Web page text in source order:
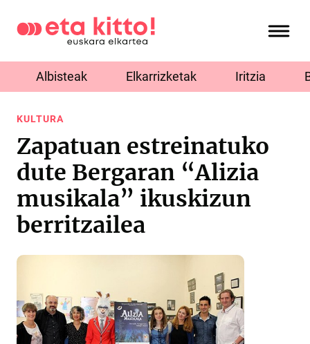
Albisteak Elkarrizketak Iritzia
KULTURA
Zapatuan estreinatuko
dute Bergaran “Alizia
musikala” ikuskizun
berritzailea